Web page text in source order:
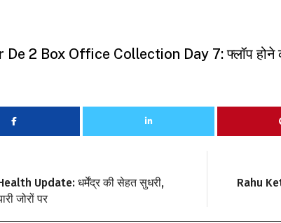
2 Box Office Collection Day 7: फ्लॉप होने
Update: धर्मेंद्र की सेहत सुधरी,
जोरों पर
Rahu